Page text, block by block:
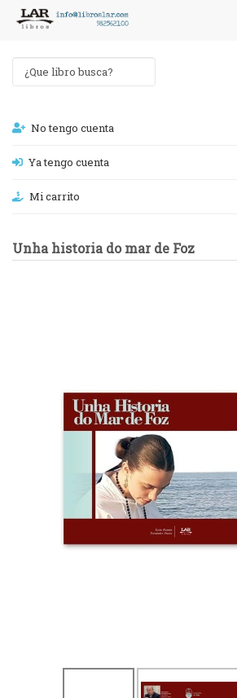
No tengo cuenta
Ya tengo cuenta
Mi carrito
Unha historia do mar de Foz